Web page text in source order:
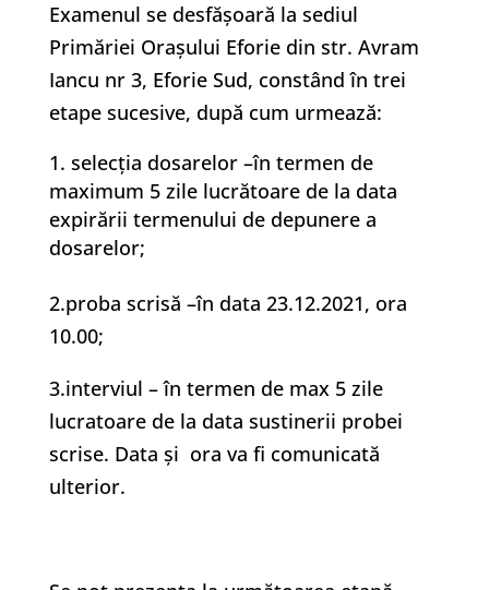
Examenul se desfășoară la sediul
Primăriei Orașului Eforie din str. Avram
Iancu nr 3, Eforie Sud, constând în trei
etape sucesive, după cum urmează:
selecția dosarelor –în termen de
maximum 5 zile lucrătoare de la data
expirării termenului de depunere a
dosarelor;
2.proba scrisă –în data 23.12.2021, ora
10.00;
3.interviul – în termen de max 5 zile
lucratoare de la data sustinerii probei
scrise. Data și ora va fi comunicată
ulterior.